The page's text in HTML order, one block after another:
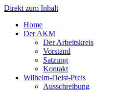
Direkt zum Inhalt
Home
Der AKM
Der Arbeitskreis
Vorstand
Satzung
Kontakt
Wilhelm-Deist-Preis
Ausschreibung